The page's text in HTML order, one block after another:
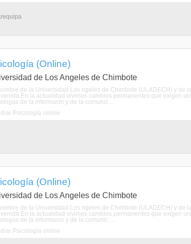
(Online)
de Los Angeles de Chimbote
de la Universidad Los ngeles de Chimbote (ULADECH) y de
la actualidad vivimos cambios permanentes que exigen
de la informacin y de la comunic ...
Psicología online
(Online)
de Los Angeles de Chimbote
de la Universidad Los ngeles de Chimbote (ULADECH) y de
la actualidad vivimos cambios permanentes que exigen
de la informacin y de la comunic ...
Psicología online